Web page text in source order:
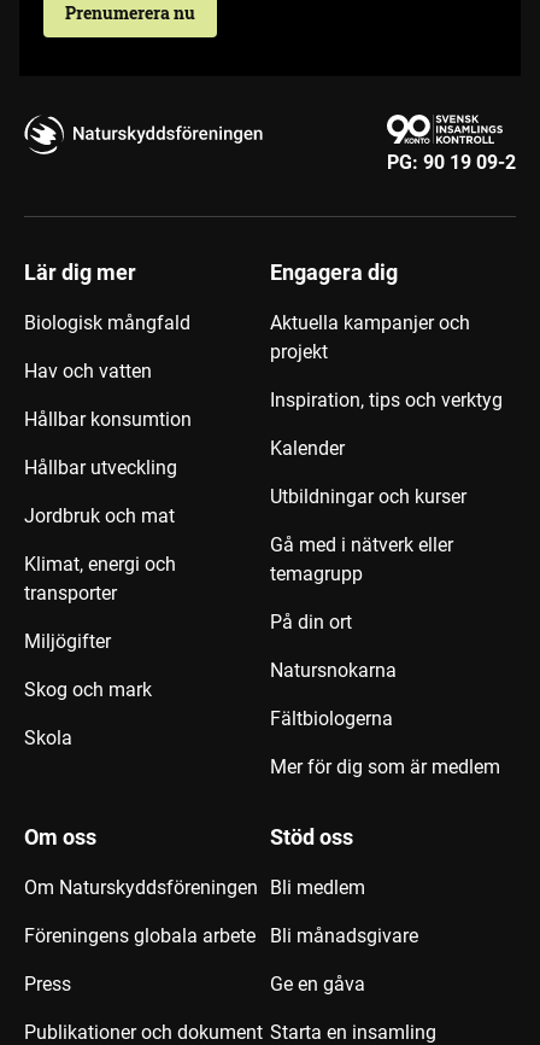
Prenumerera nu
PG: 90 19 09-2
Lär dig mer
Biologisk mångfald
Hav och vatten
Hållbar konsumtion
Hållbar utveckling
Jordbruk och mat
Klimat, energi och
transporter
Miljögifter
Skog och mark
Skola
Engagera dig
Aktuella kampanjer och
projekt
Inspiration, tips och verktyg
Kalender
Utbildningar och kurser
Gå med i nätverk eller
temagrupp
På din ort
Natursnokarna
Fältbiologerna
Mer för dig som är medlem
Om oss
Om Naturskyddsföreningen
Föreningens globala arbete
Press
Publikationer och dokument
Stöd oss
Bli medlem
Bli månadsgivare
Ge en gåva
Starta en insamling